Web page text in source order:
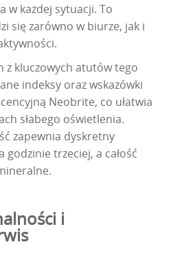
w każdej sytuacji. To
się zarówno w biurze, jak i
z kluczowych atutów tego
indeksy oraz wskazówki
Neobrite, co ułatwia
słabego oświetlenia.
zapewnia dyskretny
trzeciej, a całość
i